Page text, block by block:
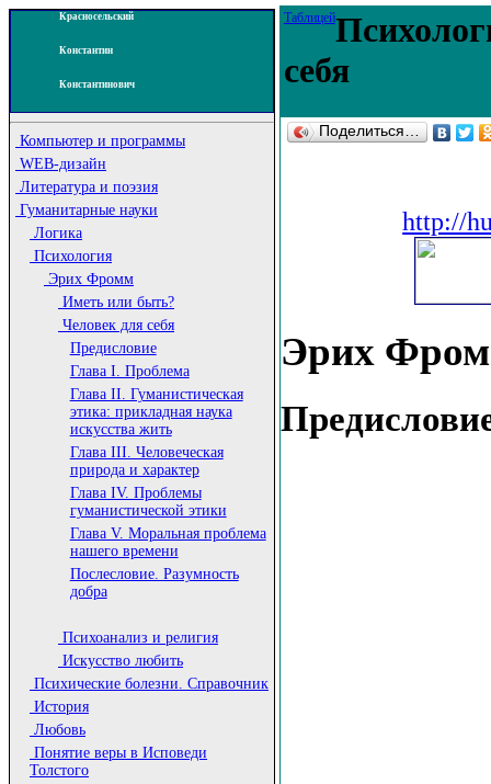
Красносельский
Константин
Константинович
Компьютер и программы
WEB-дизайн
Литература и поэзия
Гуманитарные науки
Логика
Психология
Эрих Фромм
Иметь или быть?
Человек для себя
Предисловие
Глава I. Проблема
Глава II. Гуманистическая
этика: прикладная наука
искусства жить
Глава III. Человеческая
природа и характер
Глава IV. Проблемы
гуманистической этики
Глава V. Моральная проблема
нашего времени
Послесловие. Разумность
добра
Психоанализ и религия
Искусство любить
Психические болезни. Справочник
История
Любовь
Понятие веры в Исповеди
Толстого
Таблицей
себя
Поделиться…
http://
Эрих